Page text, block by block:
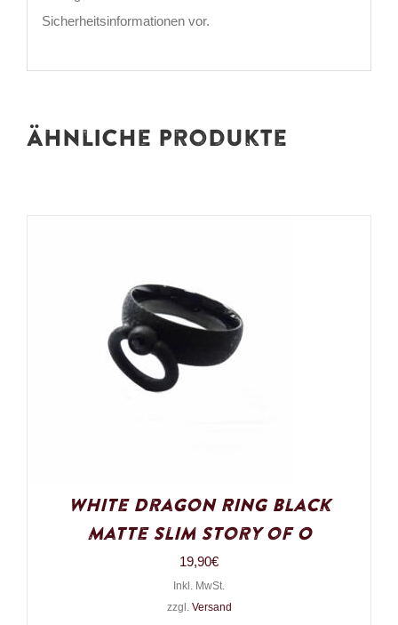
Sicherheitsinformationen vor.
Ähnliche Produkte
White Dragon Ring Black
Matte Slim Story of O
19,90€
Inkl. MwSt.
zzgl. Versand